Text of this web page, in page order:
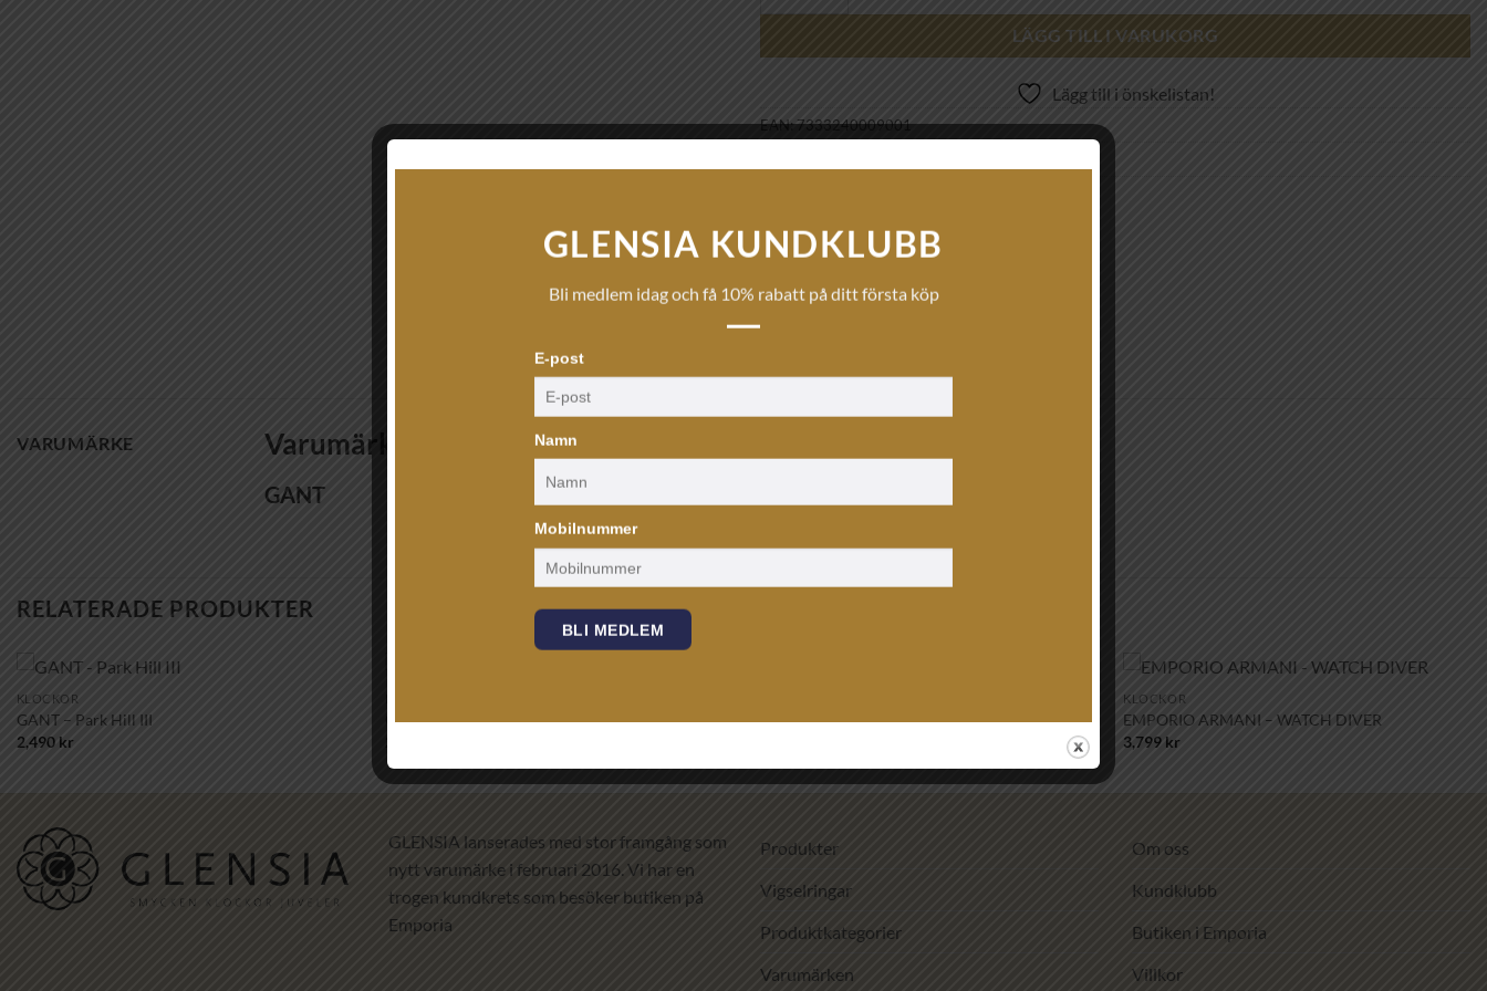
LÄGG TILL I VARUKORG
Lägg till i önskelistan!
EAN:7333240009001
VARUMÄRKE Varumärke
GANT
RELATERADE PRODUKTER
+
KLOCKOR
GANT – Park Hill III
2,490 kr
önskelistan!
GANT – Park Hill Day-Date II-IPG
önskelistan!
GANT – Park Hill Day-Date II
+
KLOCKOR
EMPORIO ARMANI – WATCH DIVER
3,799 kr
GLENSIA lanserades med stor framgång som
nytt varumärke i februari 2016. Vi har en
trogen kundkrets som besöker butiken på
Emporia
Produkter
Vigselringar
Produktkategorier
Varumärken
Om oss
Kundklubb
Butiken i Emporia
Villkor
GLENSIA KUNDKLUBB
Bli medlem idag och få 10% rabatt på ditt första köp
E-post
Namn
Mobilnummer
BLI MEDLEM